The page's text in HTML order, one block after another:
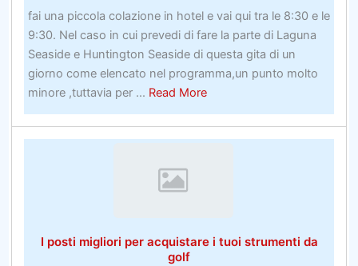
più
tipicamente
fai una piccola colazione in hotel e vai qui tra le 8:30 e le
9:30. Nel caso in cui prevedi di fare la parte di Laguna
Seaside e Huntington Seaside di questa gita di un
giorno come elencato nel programma,un punto molto
minore ,tuttavia per ... Read Moreabout
A
parte
autunnali
I posti migliori per acquistare i tuoi strumenti da
golf